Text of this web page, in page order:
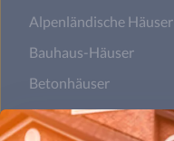
Alpenländische Häuser
Bauhaus-Häuser
Betonhäuser